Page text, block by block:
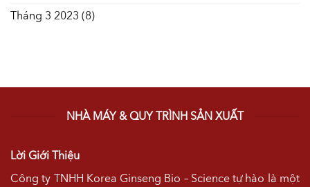
Tháng 3 2023 (8)
NHÀ MÁY & QUY TRÌNH SẢN XUẤT
Lời Giới Thiệu
Công ty TNHH Korea Ginseng Bio – Science tự hào là một